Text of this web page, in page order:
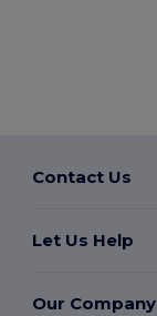
Contact Us
Let Us Help
Our Company